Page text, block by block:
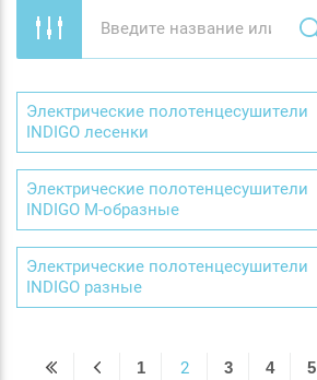
Электрические полотенцесушители
INDIGO лесенки
Электрические полотенцесушители
INDIGO М-образные
Электрические полотенцесушители
INDIGO разные
1 2 3 4 5